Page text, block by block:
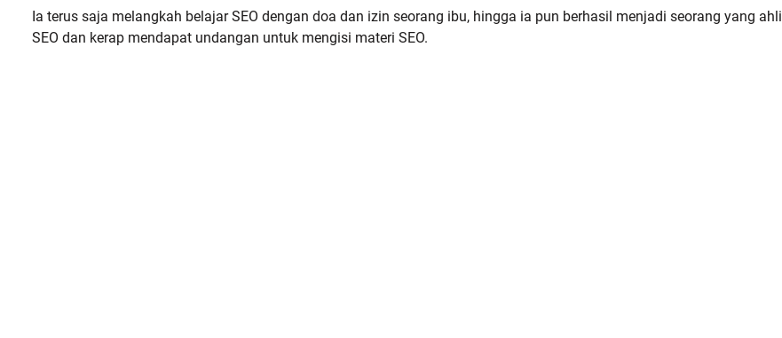
Ia terus saja melangkah belajar SEO dengan doa dan izin seorang ibu, hingga ia pun berhasil menjadi seorang yang ahli
SEO dan kerap mendapat undangan untuk mengisi materi SEO.